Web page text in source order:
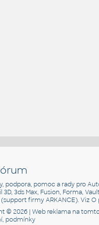
podpora, pomoc a rady pro
3D, 3ds Max, Fusion, Forma,
firmy ARKANCE). VizO
© 2026 |Web reklama na
podmínky